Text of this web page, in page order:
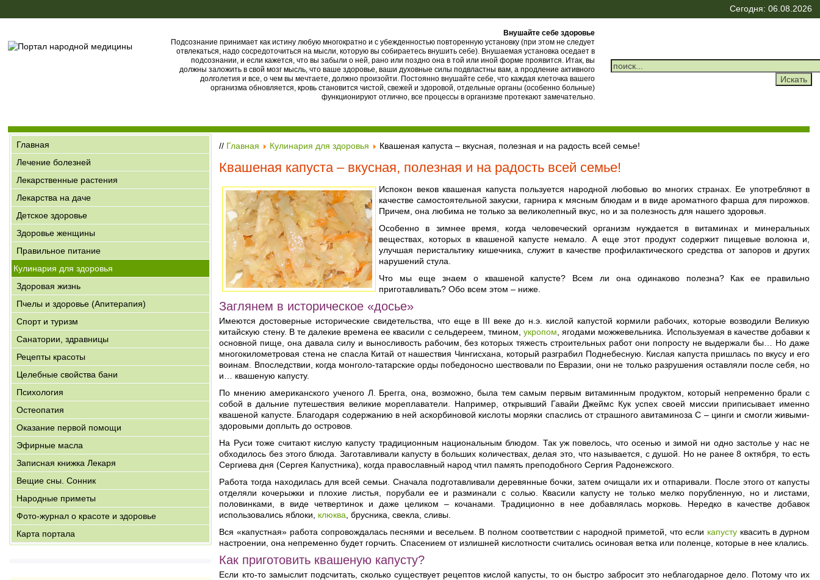
Сегодня: 06.08.2026
Внушайте себе здоровье
Подсознание принимает как истину любую многократно и с убежденностью повторенную установку (при этом не следует
отвлекаться, надо сосредоточиться на мысли, которую вы собираетесь внушить себе). Внушаемая установка оседает в
подсознании, и если кажется, что вы забыли о ней, рано или поздно она в той или иной форме проявится. Итак, вы
должны заложить в свой мозг мысль, что ваше здоровье, ваши духовные силы подвластны вам, а продление активного
долголетия и все, о чем вы мечтаете, должно произойти. Постоянно внушайте себе, что каждая клеточка вашего
организма обновляется, кровь становится чистой, свежей и здоровой, отдельные органы (особенно больные)
функционируют отлично, все процессы в организме протекают замечательно.
Главная
Лечение болезней
Лекарственные растения
Лекарства на даче
Детское здоровье
Здоровье женщины
Правильное питание
Кулинария для здоровья
Здоровая жизнь
Пчелы и здоровье (Апитерапия)
Спорт и туризм
Санатории, здравницы
Рецепты красоты
Целебные свойства бани
Психология
Остеопатия
Оказание первой помощи
Эфирные масла
Записная книжка Лекаря
Вещие сны. Сонник
Народные приметы
Фото-журнал о красоте и здоровье
Карта портала
// Главная Кулинария для здоровья Квашеная капуста – вкусная, полезная и на радость всей семье!
Квашеная капуста – вкусная, полезная и на радость всей семье!
Испокон веков квашеная капуста пользуется народной любовью во многих странах. Ее употребляют в
качестве самостоятельной закуски, гарнира к мясным блюдам и в виде ароматного фарша для пирожков.
Причем, она любима не только за великолепный вкус, но и за полезность для нашего здоровья.
Особенно в зимнее время, когда человеческий организм нуждается в витаминах и минеральных
веществах, которых в квашеной капусте немало. А еще этот продукт содержит пищевые волокна и,
улучшая перистальтику кишечника, служит в качестве профилактического средства от запоров и других
нарушений стула.
Что мы еще знаем о квашеной капусте? Всем ли она одинаково полезна? Как ее правильно
приготавливать? Обо всем этом – ниже.
Заглянем в историческое «досье»
Имеются достоверные исторические свидетельства, что еще в III веке до н.э. кислой капустой кормили рабочих, которые возводили Великую
китайскую стену. В те далекие времена ее квасили с сельдереем, тмином,укропом , ягодами можжевельника. Используемая в качестве добавки к
основной пище, она давала силу и выносливость рабочим, без которых тяжесть строительных работ они попросту не выдержали бы… Но даже
многокилометровая стена не спасла Китай от нашествия Чингисхана, который разграбил Поднебесную. Кислая капуста пришлась по вкусу и его
воинам. Впоследствии, когда монголо-татарские орды победоносно шествовали по Евразии, они не только разрушения оставляли после себя, но
и… квашеную капусту.
По мнению американского ученого Л. Брегга, она, возможно, была тем самым первым витаминным продуктом, который непременно брали с
собой в дальние путешествия великие мореплаватели. Например, открывший Гавайи Джеймс Кук успех своей миссии приписывает именно
квашеной капусте. Благодаря содержанию в ней аскорбиновой кислоты моряки спаслись от страшного авитаминоза С – цинги и смогли живыми-
здоровыми доплыть до островов.
На Руси тоже считают кислую капусту традиционным национальным блюдом. Так уж повелось, что осенью и зимой ни одно застолье у нас не
обходилось без этого блюда. Заготавливали капусту в больших количествах, делая это, что называется, с душой. Но не ранее 8 октября, то есть
Сергиева дня (Сергея Капустника), когда православный народ чтил память преподобного Сергия Радонежского.
Работа тогда находилась для всей семьи. Сначала подготавливали деревянные бочки, затем очищали их и отпаривали. После этого от капусты
отделяли кочерыжки и плохие листья, порубали ее и разминали с солью. Квасили капусту не только мелко порубленную, но и листами,
половинками, в виде четвертинок и даже целиком – кочанами. Традиционно в нее добавлялась морковь. Нередко в качестве добавок
использовались яблоки, клюква , брусника, свекла, сливы.
Вся «капустная» работа сопровождалась песнями и весельем. В полном соответствии с народной приметой, что если капусту квасить в дурном
настроении, она непременно будет горчить. Спасением от излишней кислотности считались осиновая ветка или поленце, которые в нее клались.
Как приготовить квашеную капусту?
Если кто-то замыслит подсчитать, сколько существует рецептов кислой капусты, то он быстро забросит это неблагодарное дело. Потому что их